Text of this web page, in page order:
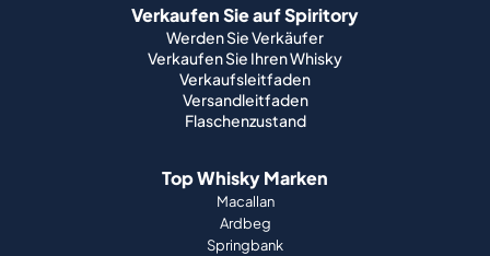
Verkaufen Sie auf Spiritory
Werden Sie Verkäufer
Verkaufen Sie Ihren Whisky
Verkaufsleitfaden
Versandleitfaden
Flaschenzustand
Top Whisky Marken
Macallan
Ardbeg
Springbank